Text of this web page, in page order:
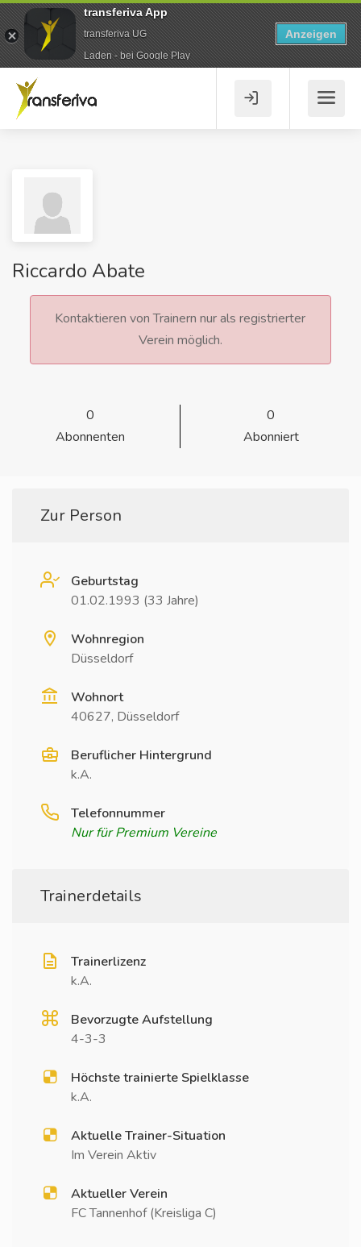
Riccardo Abate
Kontaktieren von Trainern nur als registrierter
Verein möglich.
0
Abonnenten
0
Abonniert
Zur Person
Geburtstag
01.02.1993 (33 Jahre)
Wohnregion
Düsseldorf
Wohnort
40627, Düsseldorf
Beruflicher Hintergrund
k.A.
Telefonnummer
Nur für Premium Vereine
Trainerdetails
Trainerlizenz
k.A.
Bevorzugte Aufstellung
4-3-3
Höchste trainierte Spielklasse
k.A.
Aktuelle Trainer-Situation
Im Verein Aktiv
Aktueller Verein
FC Tannenhof (Kreisliga C)
transferiva App
transferiva UG
Laden - bei Google Play
Anzeigen